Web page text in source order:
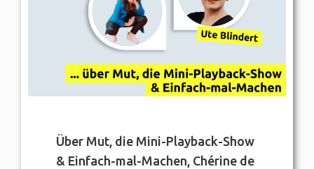
Über Mut, die Mini-Playback-Show
& Einfach-mal-Machen, Chérine de